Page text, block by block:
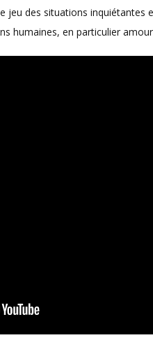
jeu des situations
humaines, en particulier